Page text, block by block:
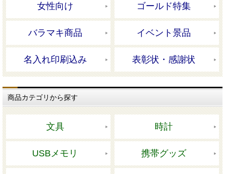
女性向け ゴールド特集
バラマキ商品 イベント景品
名入れ印刷込み 表彰状・感謝状
商品カテゴリから探す
文具 時計
USBメモリ 携帯グッズ